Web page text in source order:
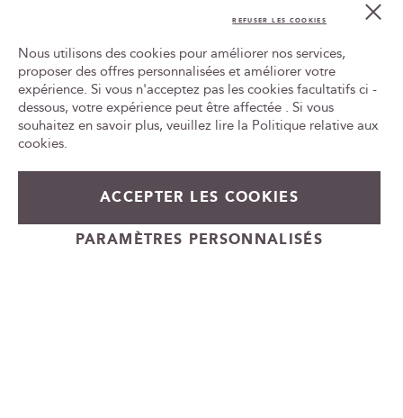
i
o
n
à
n
o
L'ABUS D'ALCOOL EST DANGEREUX POUR LA SANTÉ, À
CONSOMMER AVEC MODÉRATION
Cadeauvin.fr - © Copyright 2024 - Tous droits réservés
Nous utilisons des cookies pour améliorer nos services,
proposer des offres personnalisées et améliorer votre
expérience. Si vous n'acceptez pas les cookies facultatifs ci -
dessous, votre expérience peut être affectée . Si vous
souhaitez en savoir plus, veuillez lire la Politique relative aux
cookies.
ACCEPTER LES COOKIES
PARAMÈTRES PERSONNALISÉS
REFUSER LES COOKIES